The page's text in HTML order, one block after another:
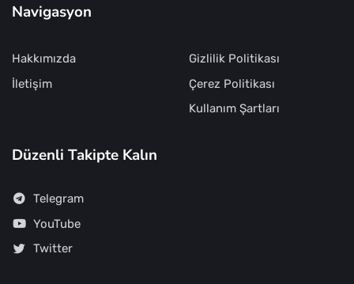
Navigasyon
Hakkımızda
İletişim
Gizlilik Politikası
Çerez Politikası
Kullanım Şartları
Düzenli Takipte Kalın
Telegram
YouTube
Twitter